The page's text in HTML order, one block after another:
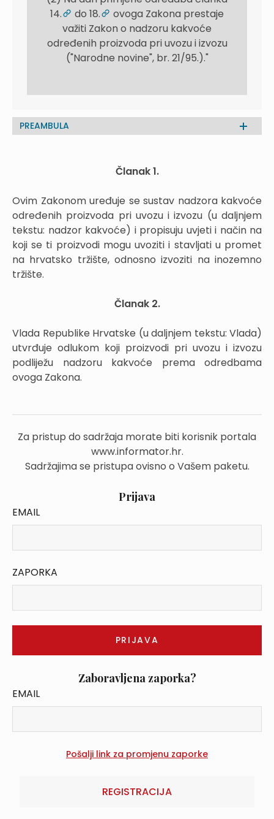
14.
do 18.
ovoga Zakona prestaje
važiti Zakon o nadzoru kakvoće
određenih proizvoda pri uvozu i izvozu
("Narodne novine", br. 21/95.)."
PREAMBULA
Članak 1.
Ovim Zakonom uređuje se sustav nadzora kakvoće
određenih proizvoda pri uvozu i izvozu (u daljnjem
tekstu: nadzor kakvoće) i propisuju uvjeti i način na
koji se ti proizvodi mogu uvoziti i stavljati u promet
na hrvatsko tržište, odnosno izvoziti na inozemno
tržište.
Članak 2.
Vlada Republike Hrvatske (u daljnjem tekstu: Vlada)
utvrđuje odlukom koji proizvodi pri uvozu i izvozu
podliježu nadzoru kakvoće prema odredbama
ovoga Zakona.
Za pristup do sadržaja morate biti korisnik portala
www.informator.hr.
Sadržajima se pristupa ovisno o Vašem paketu.
Prijava
EMAIL
ZAPORKA
Zaboravljena zaporka?
EMAIL
REGISTRACIJA